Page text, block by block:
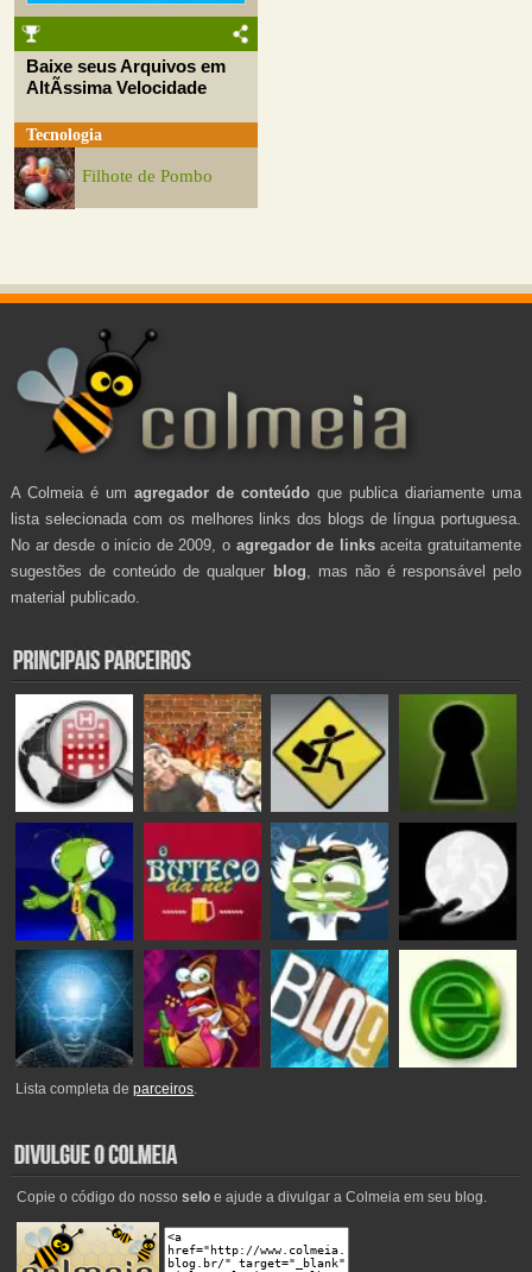
Baixe seus Arquivos em
AltÃ­ssima Velocidade
Tecnologia
Filhote de Pombo
A Colmeia é um agregador de conteúdo que publica diariamente uma
lista selecionada com os melhores links dos blogs de língua portuguesa.
No ar desde o início de 2009, o agregador de linksaceita gratuitamente
sugestões de conteúdo de qualquer blog , mas não é responsável pelo
material publicado.
Lista completa deparceiros.
Copie o código do nosso seloe ajude a divulgar a Colmeia em seu blog.